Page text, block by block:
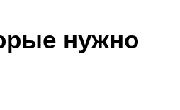
нужно